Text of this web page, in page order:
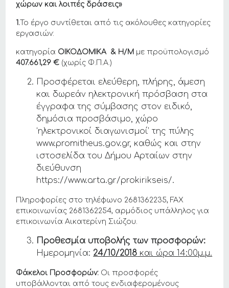
χώρων και λοιπές δράσεις»
1. Το έργο συντίθεται από τις ακόλουθες κατηγορίες
εργασιών:
κατηγορία ΟΙΚΟΔΟΜΙΚΑ & Η/Μ με προϋπολογισμό
407.661,29€ (χωρίς Φ.Π.Α.)
Προσφέρεται ελεύθερη, πλήρης, άμεση
και δωρεάν ηλεκτρονική πρόσβαση στα
έγγραφα της σύμβασης στον ειδικό,
δημόσια προσβάσιμο, χώρο
‘ηλεκτρονικοί διαγωνισμοί’ της πύλης
www.promitheus.gov.gr, καθώς και στην
ιστοσελίδα του Δήμου Αρταίων στην
διεύθυνση
https://www.arta.gr/prokirikseis/.
Πληροφορίες στο τηλέφωνο 2681362235, FAX
επικοινωνίας 2681362254, αρμόδιος υπάλληλος για
επικοινωνία Αικατερίνη Σιώζου.
Προθεσμία υποβολής των προσφορών:
Ημερομηνία: 24/10/2018 και ώρα 14:00μ.μ.
Φάκελοι Προσφορών: Οι προσφορές
υποβάλλονται από τους ενδιαφερομένους